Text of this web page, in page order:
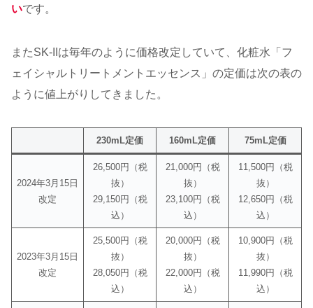
いです。
またSK-IIは毎年のように価格改定していて、化粧水「フ
ェイシャルトリートメントエッセンス」の定価は次の表の
ように値上がりしてきました。
230mL定価 160mL定価 75mL定価
2024年3月15日
改定
26,500円（税
抜）
29,150円（税
込）
21,000円（税
抜）
23,100円（税
込）
11,500円（税
抜）
12,650円（税
込）
2023年3月15日
改定
25,500円（税
抜）
28,050円（税
込）
20,000円（税
抜）
22,000円（税
込）
10,900円（税
抜）
11,990円（税
込）